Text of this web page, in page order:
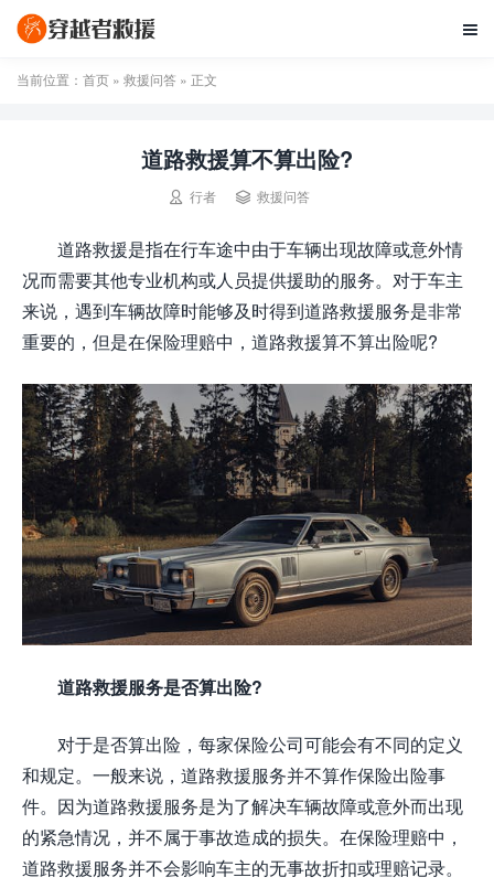

当前位置： 首页 » 救援问答 » 正文
道路救援算不算出险?
 行者  救援问答
道路救援是指在行车途中由于车辆出现故障或意外情
况而需要其他专业机构或人员提供援助的服务。对于车主
来说，遇到车辆故障时能够及时得到道路救援服务是非常
重要的，但是在保险理赔中，道路救援算不算出险呢?
道路救援服务是否算出险?
对于是否算出险，每家保险公司可能会有不同的定义
和规定。一般来说，道路救援服务并不算作保险出险事
件。因为道路救援服务是为了解决车辆故障或意外而出现
的紧急情况，并不属于事故造成的损失。在保险理赔中，
道路救援服务并不会影响车主的无事故折扣或理赔记录。